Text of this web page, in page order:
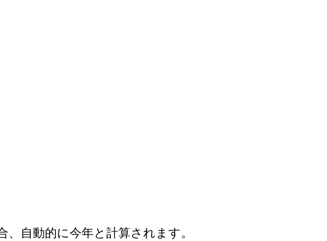
、自動的に今年と計算されます。